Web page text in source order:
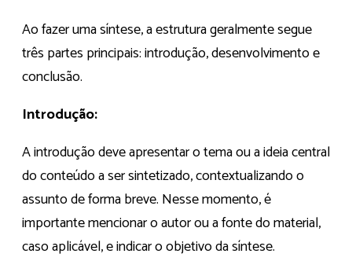
Ao fazer uma síntese, a estrutura geralmente segue
três partes principais: introdução, desenvolvimento e
conclusão.
Introdução:
A introdução deve apresentar o tema ou a ideia central
do conteúdo a ser sintetizado, contextualizando o
assunto de forma breve. Nesse momento, é
importante mencionar o autor ou a fonte do material,
caso aplicável, e indicar o objetivo da síntese.